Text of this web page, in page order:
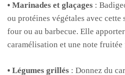
• Marinades et glaçages :
ou protéines végétales avec cette
four ou au barbecue. Elle
caramélisation et une note fruitée
• Légumes grillés : Donnez du